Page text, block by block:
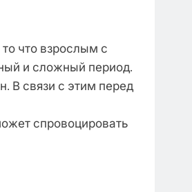
что взрослым с
и сложный период.
В связи с этим перед
спровоцировать